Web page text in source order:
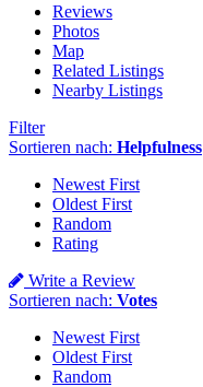
Reviews
Photos
Map
Related Listings
Nearby Listings
Filter
Sortieren nach: Helpfulness
Newest First
Oldest First
Random
Rating
Write a Review
Sortieren nach: Votes
Newest First
Oldest First
Random